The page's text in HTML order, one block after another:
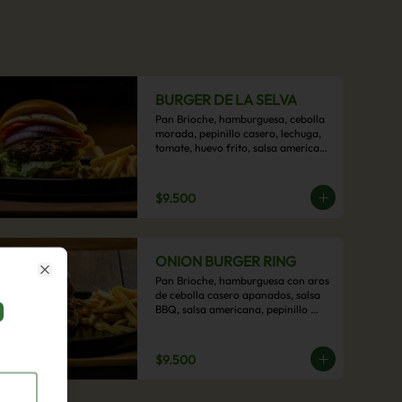
BURGER DE LA SELVA
Pan Brioche, hamburguesa, cebolla
morada, pepinillo casero, lechuga,
tomate, huevo frito, salsa americana
$9.500
ONION BURGER RING
Pan Brioche, hamburguesa con aros
de cebolla casero apanados, salsa
BBQ, salsa americana, pepinillo
acompañamiento de papas fritas.
$9.500
Close